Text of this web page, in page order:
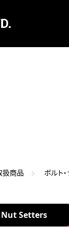
扱商品 ボルト
Setters